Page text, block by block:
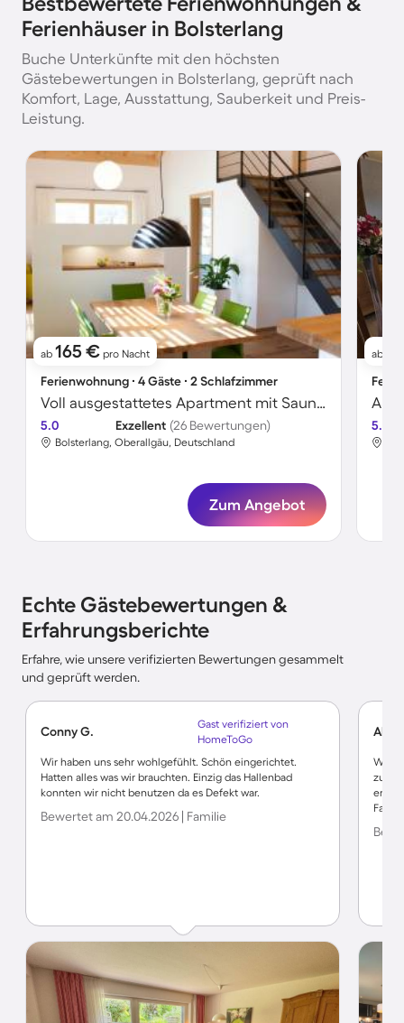
Ferienhäuser in Bolsterlang
Buche Unterkünfte mit den höchsten
Gästebewertungen in Bolsterlang, geprüft nach
Komfort, Lage, Ausstattung, Sauberkeit und Preis-
Leistung.
ab 165 € pro Nacht
Ferienwohnung ∙ 4 Gäste ∙ 2 Schlafzimmer
Voll ausgestattetes Apartment mit Sauna | Bergblick
5.0 Exzellent (26 Bewertungen)
Bolsterlang, Oberallgäu, Deutschland
Zum Angebot
ab
5.0
Echte Gästebewertungen &
Erfahrungsberichte
Erfahre, wie unsere verifizierten Bewertungen gesammelt
und geprüft werden.
Conny G.
Gast verifiziert von
HomeToGo
Wir haben uns sehr wohlgefühlt. Schön eingerichtet.
Hatten alles was wir brauchten. Einzig das Hallenbad
konnten wir nicht benutzen da es Defekt war.
Bewertet am 20.04.2026 | Familie
Wir
Fall